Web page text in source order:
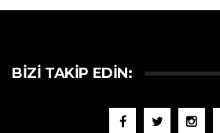
BIZI TAKIP EDIN: